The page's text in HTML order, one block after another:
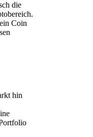
die
Coin
hin